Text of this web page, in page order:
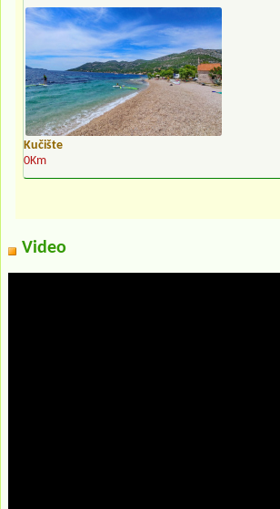
Kučište
0Km
Video